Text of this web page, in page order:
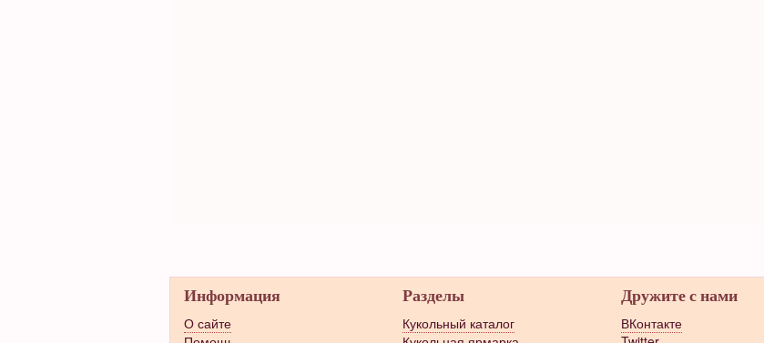
Информация
О сайте
Разделы
Кукольный каталог
Дружите с нами
ВКонтакте